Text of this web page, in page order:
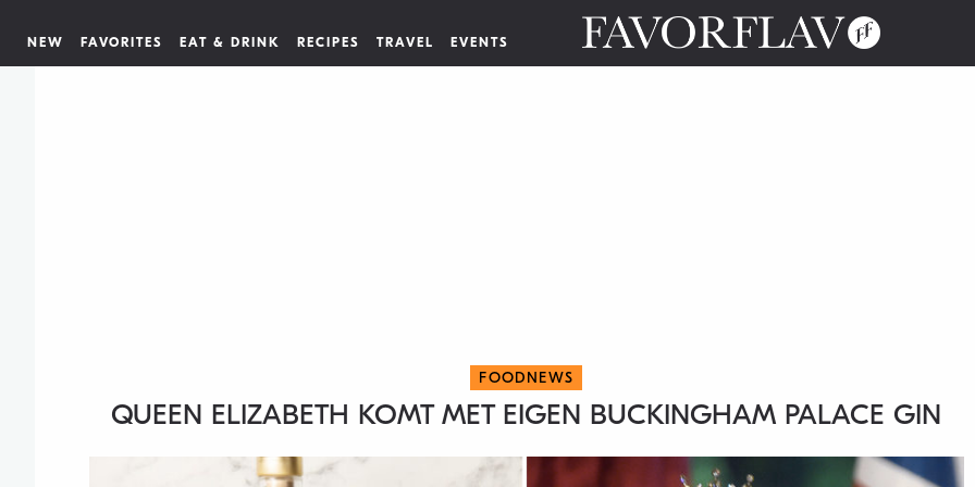
NEW FAVORITES EAT & DRINK RECIPES TRAVEL EVENTS
FOODNEWS
QUEEN ELIZABETH KOMT MET EIGEN BUCKINGHAM PALACE GIN